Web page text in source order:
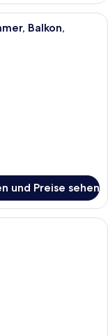
Doppel- oder -
Balkon,
und Preise sehen
Schreibtisch, kostenloses